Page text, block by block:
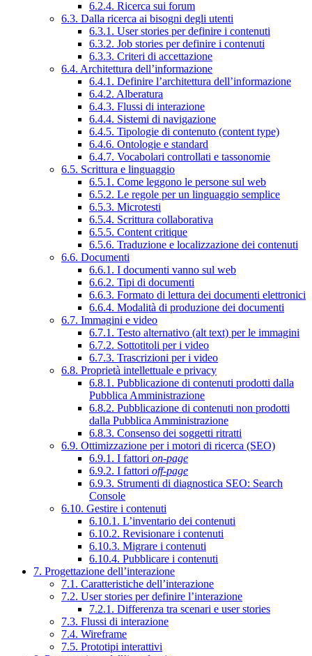
6.2.4. Ricerca sui forum
6.3. Dalla ricerca ai bisogni degli utenti
6.3.1. User stories per definire i contenuti
6.3.2. Job stories per definire i contenuti
6.3.3. Criteri di accettazione
6.4. Architettura dell’informazione
6.4.1. Definire l’architettura dell’informazione
6.4.2. Alberatura
6.4.3. Flussi di interazione
6.4.4. Sistemi di navigazione
6.4.5. Tipologie di contenuto (content type)
6.4.6. Ontologie e standard
6.4.7. Vocabolari controllati e tassonomie
6.5. Scrittura e linguaggio
6.5.1. Come leggono le persone sul web
6.5.2. Le regole per un linguaggio semplice
6.5.3. Microtesti
6.5.4. Scrittura collaborativa
6.5.5. Content critique
6.5.6. Traduzione e localizzazione dei contenuti
6.6. Documenti
6.6.1. I documenti vanno sul web
6.6.2. Tipi di documenti
6.6.3. Formato di lettura dei documenti elettronici
6.6.4. Modalità di produzione dei documenti
6.7. Immagini e video
6.7.1. Testo alternativo (alt text) per le immagini
6.7.2. Sottotitoli per i video
6.7.3. Trascrizioni per i video
6.8. Proprietà intellettuale e privacy
6.8.1. Pubblicazione di contenuti prodotti dalla
Pubblica Amministrazione
6.8.2. Pubblicazione di contenuti non prodotti
dalla Pubblica Amministrazione
6.8.3. Consenso dei soggetti ritratti
6.9. Ottimizzazione per i motori di ricerca (SEO)
6.9.1. I fattori on-page
6.9.2. I fattori off-page
6.9.3. Strumenti di diagnostica SEO: Search
Console
6.10. Gestire i contenuti
6.10.1. L’inventario dei contenuti
6.10.2. Revisionare i contenuti
6.10.3. Migrare i contenuti
6.10.4. Pubblicare i contenuti
7. Progettazione dell’interazione
7.1. Caratteristiche dell’interazione
7.2. User stories per definire l’interazione
7.2.1. Differenza tra scenari e user stories
7.3. Flussi di interazione
7.4. Wireframe
7.5. Prototipi interattivi